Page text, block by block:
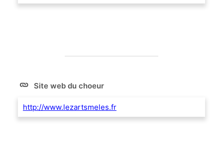
Site web du choeur
http://www.lezartsmeles.fr